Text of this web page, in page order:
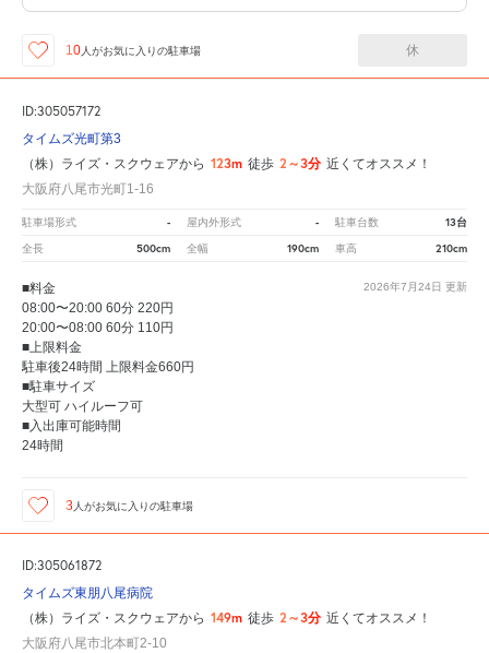
10人がお気に入りの駐車場 休
ID:305057172
タイムズ光町第3
（株）ライズ・スクウェアから 123m 徒歩 2～3分 近くてオススメ！
大阪府八尾市光町1-16
駐車場形式 - 屋内外形式 - 駐車台数 13台
全長 500cm 全幅 190cm 車高 210cm
2026年7月24日 更新
■料金
08:00〜20:00 60分 220円
20:00〜08:00 60分 110円
■上限料金
駐車後24時間 上限料金660円
■駐車サイズ
大型可 ハイルーフ可
■入出庫可能時間
24時間
3人がお気に入りの駐車場
ID:305061872
タイムズ東朋八尾病院
（株）ライズ・スクウェアから 149m 徒歩 2～3分 近くてオススメ！
大阪府八尾市北本町2-10